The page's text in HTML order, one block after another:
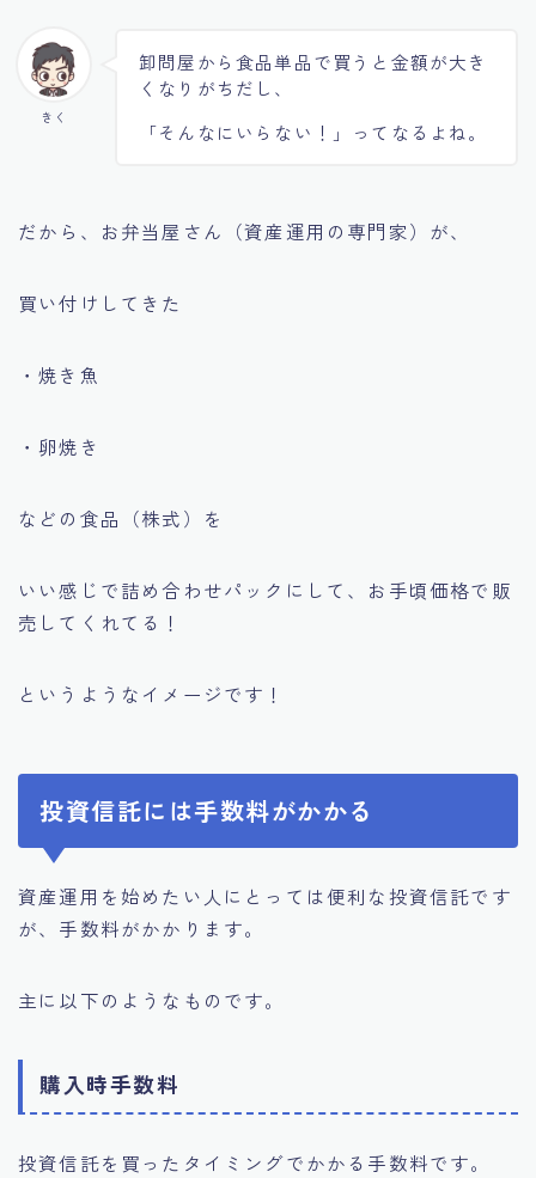
きく
卸問屋から食品単品で買うと金額が大き
くなりがちだし、
「そんなにいらない！」ってなるよね。
だから、お弁当屋さん（資産運用の専門家）が、
買い付けしてきた
・焼き魚
・卵焼き
などの食品（株式）を
いい感じで詰め合わせパックにして、お手頃価格で販
売してくれてる！
というようなイメージです！
投資信託には手数料がかかる
資産運用を始めたい人にとっては便利な投資信託です
が、手数料がかかります。
主に以下のようなものです。
購入時手数料
投資信託を買ったタイミングでかかる手数料です。